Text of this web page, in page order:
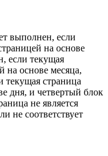
выполнен, если
на основе
если текущая
на основе месяца,
текущая страница
дня, и четвертый блок
не является
не соответствует